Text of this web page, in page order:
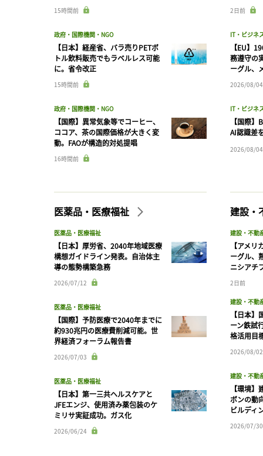
15時間前
政府・国際機関・NGO
【日本】経産省、バラ売りPETボ
トル飲料販売でもラベルレス可能
に。省令改正
15時間前
政府・国際機関・NGO
【国際】異常気象等でコーヒー、
ココア、茶の国際価格が大きく変
動。FAOが構造的対処提唱
16時間前
2日前
IT・ビジネ
【EU】
務遵守の
ーグル、
2026/08/04
IT・ビジネ
【国際
AI認識差
2026/08/04
医薬品・医療福祉
医薬品・医療福祉
【日本】厚労省、2040年地域医療
構想ガイドライン発表。自治体主
導の態勢構築急務
2026/07/12
医薬品・医療福祉
【国際】予防医療で2040年までに
約930兆円の医療費削減可能。世
界経済フォーラム報告書
2026/07/03
医薬品・医療福祉
【日本】第一三共ヘルスケアと
JFEエンジ、使用済み薬包装のケ
ミリサ実証成功。ガス化
2026/06/24
建設・
建設・不動
【アメ
ーグル、
ニシアチ
2日前
建設・不動
【日本
ーン鉄試
格活用目
2026/08/02
建設・不動
【環境
ボンの動
ビルディ
2026/07/30